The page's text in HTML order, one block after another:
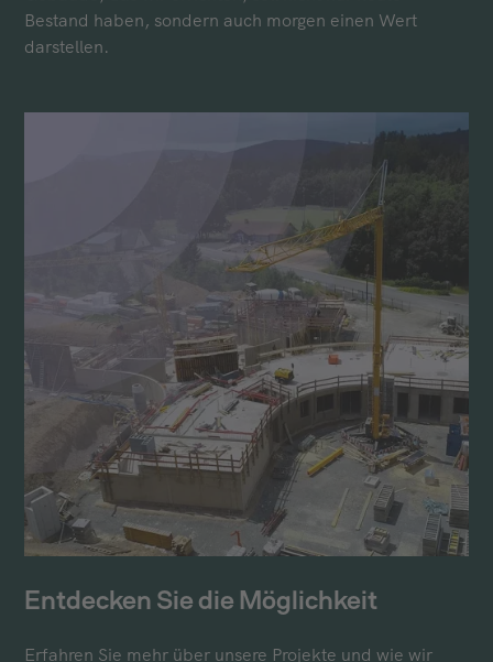
Bestand haben, sondern auch morgen einen Wert
darstellen.
Entdecken Sie die Möglichkeit
Erfahren Sie mehr über unsere Projekte und wie wir